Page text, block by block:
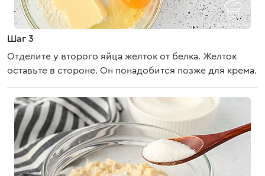
Шаг 3
Отделите у второго яйца желток от белка. Желток
оставьте в стороне. Он понадобится позже для крема.